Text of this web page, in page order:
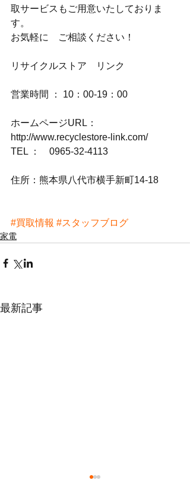
取サービスもご用意いたしておりま
す。
お気軽に　ご相談ください！
リサイクルストア　リンク
営業時間 ： 10：00-19：00
ホームページURL：
http://www.recyclestore-link.com/
TEL ：　0965-32-4113
住所：熊本県八代市横手新町14-18
#買取情報 #スタッフブログ
家電
最新記事